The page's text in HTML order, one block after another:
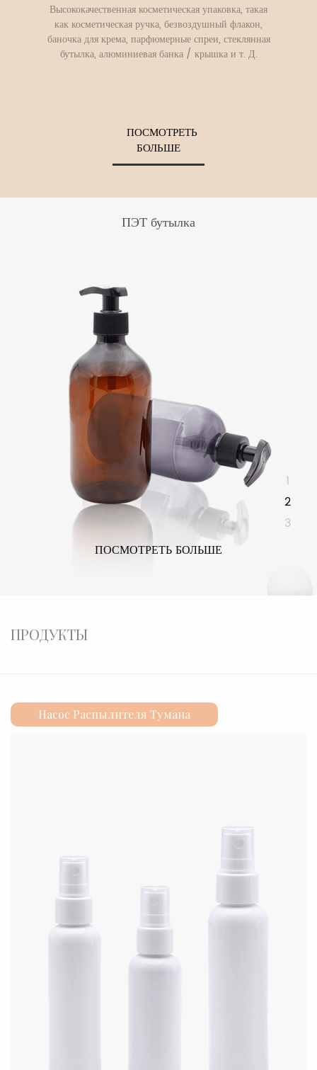
Высококачественная косметическая упаковка, такая
как косметическая ручка, безвоздушный флакон,
баночка для крема, парфюмерные спреи, стеклянная
бутылка, алюминиевая банка / крышка и т. Д.
ПОСМОТРЕТЬ
БОЛЬШЕ
ПЭТ бутылка
ПОСМОТРЕТЬ БОЛЬШЕ
1
2
3
ПРОДУКТЫ
Насос Распылителя Тумана